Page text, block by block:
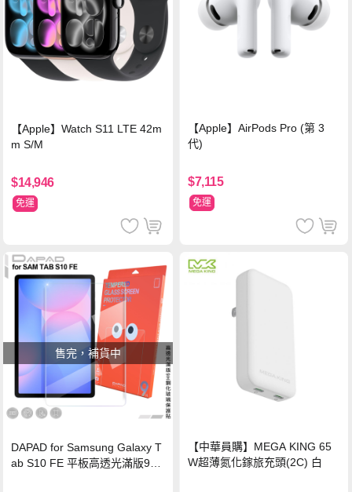
【Apple】Watch S11 LTE 42m
m S/M
$14,946
免運
【Apple】AirPods Pro (第 3
代)
$7,115
免運
售完，補貨中
DAPAD for Samsung Galaxy T
ab S10 FE 平板高透光滿版9H
【中華員購】MEGA KING 65
W超薄氮化鎵旅充頭(2C) 白